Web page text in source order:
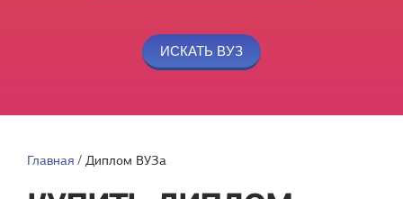
Главная / Диплом ВУЗа